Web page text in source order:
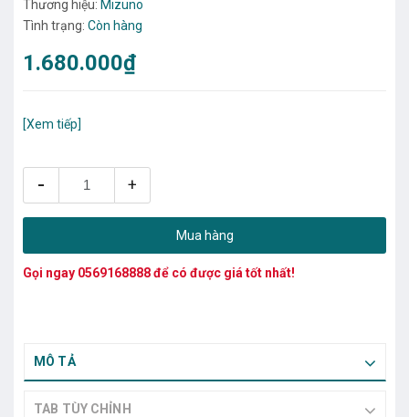
Thương hiệu: Mizuno
Tình trạng: Còn hàng
1.680.000₫
[Xem tiếp]
- +
Mua hàng
Gọi ngay 0569168888để có được giá tốt nhất!
MÔ TẢ
TAB TÙY CHỈNH